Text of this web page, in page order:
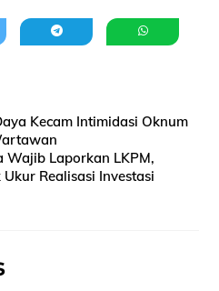
Kecam Intimidasi Oknum
Wajib Laporkan LKPM,
Realisasi Investasi